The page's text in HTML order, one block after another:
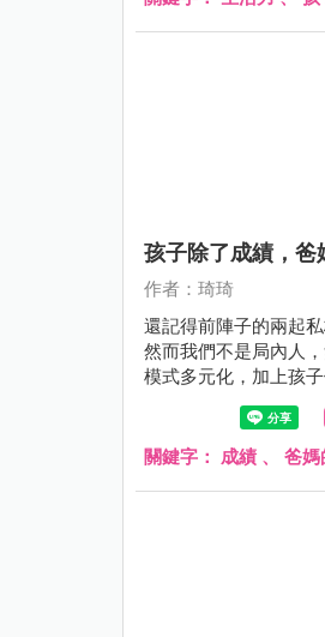
孩子除了成績，爸
作者：琦琦
還記得前陣子的兩起
然而我們不是局內人
模式多元化，加上孩
關鍵字： 成績 、 爸媽